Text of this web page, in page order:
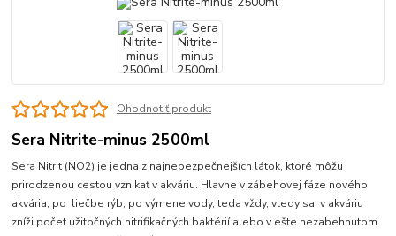
Ohodnotiť produkt
Sera Nitrite-minus 2500ml
Sera Nitrit (NO2) je jedna z najnebezpečnejších látok, ktoré môžu
prirodzenou cestou vznikať v akváriu. Hlavne v zábehovej fáze nového
akvária, po liečbe rýb, po výmene vody, teda vždy, vtedy sa v akváriu
zníži počet užitočných nitrifikačných baktérií alebo v ešte nezabehnutom